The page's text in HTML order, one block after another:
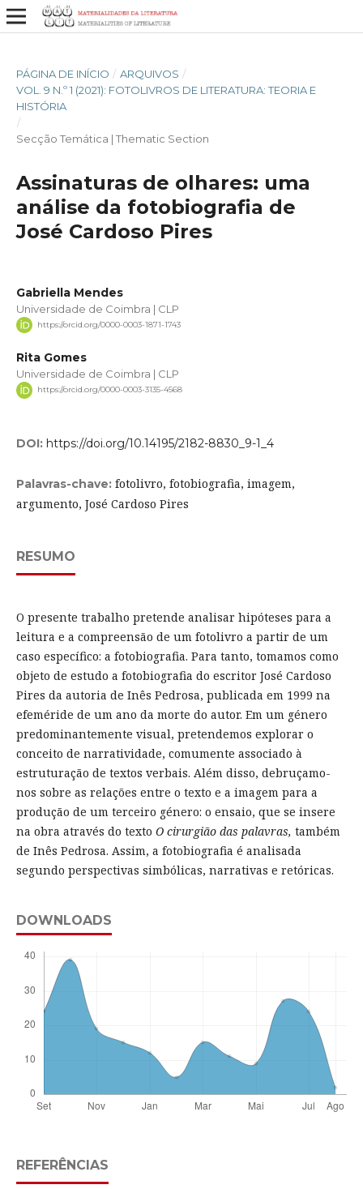
PÁGINA DE INÍCIO / ARQUIVOS /
VOL. 9 N.º 1 (2021): FOTOLIVROS DE LITERATURA: TEORIA E
HISTÓRIA
/
Secção Temática | Thematic Section
Assinaturas de olhares: uma
análise da fotobiografia de
José Cardoso Pires
Gabriella Mendes
Universidade de Coimbra | CLP
https://orcid.org/0000-0003-1871-1743
Rita Gomes
Universidade de Coimbra | CLP
https://orcid.org/0000-0003-3135-4568
DOI: https://doi.org/10.14195/2182-8830_9-1_4
Palavras-chave: fotolivro, fotobiografia, imagem,
argumento, José Cardoso Pires
RESUMO
O presente trabalho pretende analisar hipóteses para a
leitura e a compreensão de um fotolivro a partir de um
caso específico: a fotobiografia. Para tanto, tomamos como
objeto de estudo a fotobiografia do escritor José Cardoso
Pires da autoria de Inês Pedrosa, publicada em 1999 na
efeméride de um ano da morte do autor. Em um género
predominantemente visual, pretendemos explorar o
conceito de narratividade, comumente associado à
estruturação de textos verbais. Além disso, debruçamo-
nos sobre as relações entre o texto e a imagem para a
produção de um terceiro género: o ensaio, que se insere
na obra através do texto O cirurgião das palavras, também
de Inês Pedrosa. Assim, a fotobiografia é analisada
segundo perspectivas simbólicas, narrativas e retóricas.
DOWNLOADS
REFERÊNCIAS